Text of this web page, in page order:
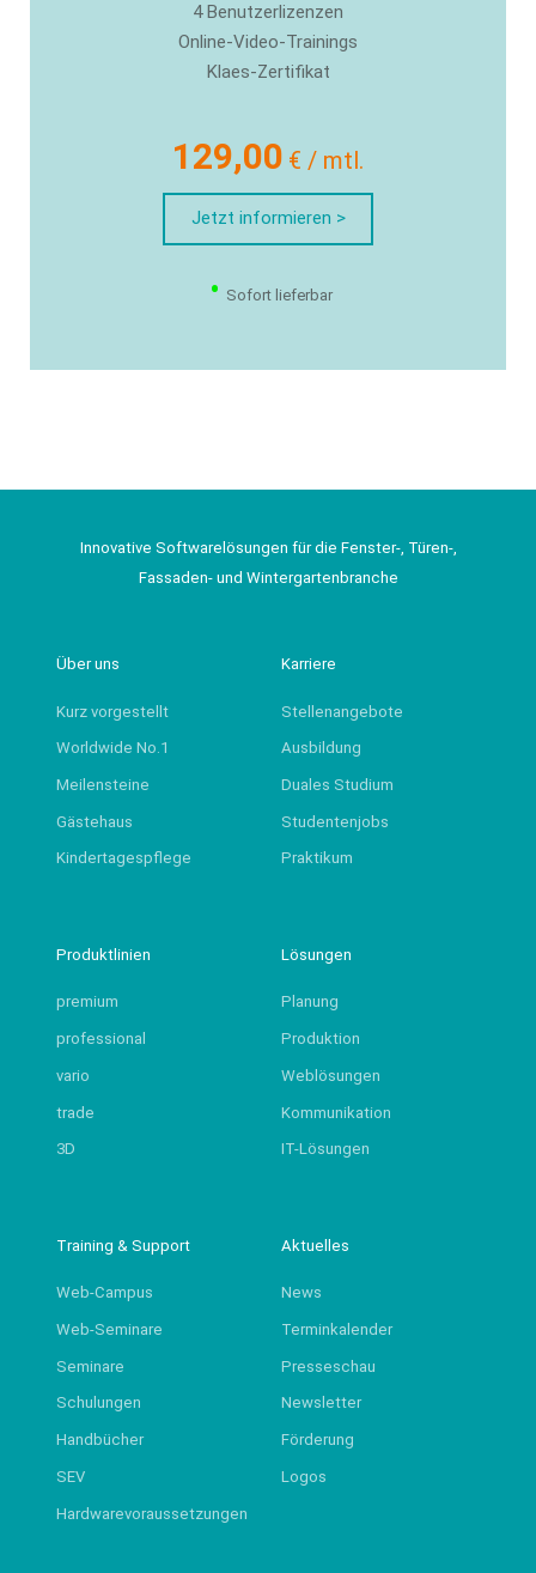
4 Benutzerlizenzen
Online-Video-Trainings
Klaes-Zertifikat
129,00 € / mtl.
Jetzt informieren >
• Sofort lieferbar
Innovative Softwarelösungen für die Fenster-, Türen-,
Fassaden- und Wintergartenbranche
Über uns
Kurz vorgestellt
Worldwide No.1
Meilensteine
Gästehaus
Kindertagespflege
Karriere
Stellenangebote
Ausbildung
Duales Studium
Studentenjobs
Praktikum
Produktlinien
premium
professional
vario
trade
3D
Lösungen
Planung
Produktion
Weblösungen
Kommunikation
IT-Lösungen
Training & Support
Web-Campus
Web-Seminare
Seminare
Schulungen
Handbücher
SEV
Hardwarevoraussetzungen
Aktuelles
News
Terminkalender
Presseschau
Newsletter
Förderung
Logos